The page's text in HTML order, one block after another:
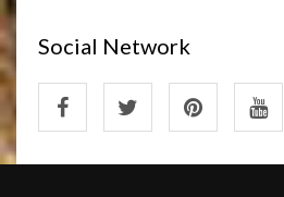
Social Network